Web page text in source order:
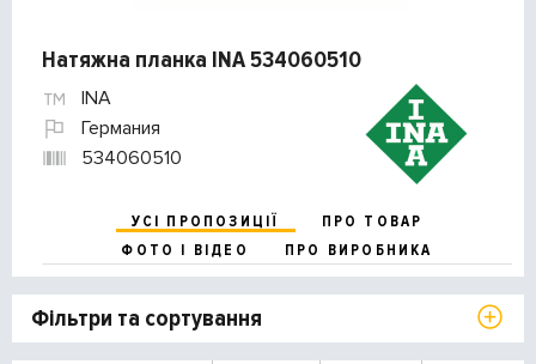
Натяжна планка INA 534060510
INA
Германия
534060510
УСІ ПРОПОЗИЦІЇ
ПРО ТОВАР
ФОТО І ВІДЕО
ПРО ВИРОБНИКА
Фільтри та сортування